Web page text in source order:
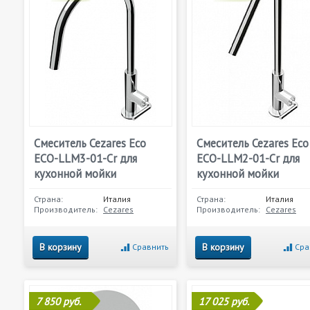
Смеситель Cezares Eco
ECO-LLM3-01-Cr для
кухонной мойки
Страна:
Италия
Производитель: Cezares
В корзину Сравнить
Смеситель Cezares Eco
ECO-LLM2-01-Cr для
кухонной мойки
Страна:
Италия
Производитель: Cezares
В корзину
7 850 руб. 17 025 руб.